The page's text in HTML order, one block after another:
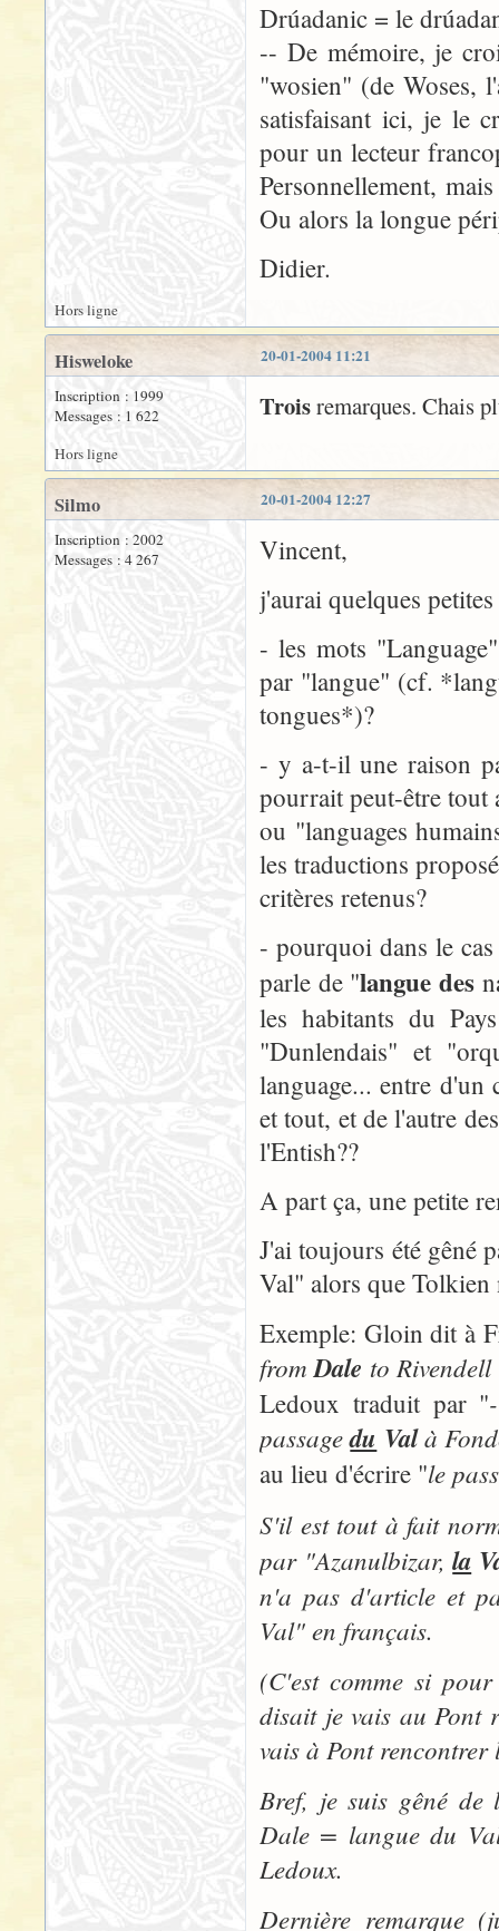
Drúadanic = le
-- De mémoire, je
"wosien" (de Woses,
satisfaisant ici, je le
pour un lecteur
Personnellement,
Ou alors la longue
Didier.
Hors ligne
20-01-2004 11:21
Hisweloke
Inscription : 1999
Messages : 1 622
Troisremarques. Chais
Hors ligne
20-01-2004 12:27
Silmo
Inscription : 2002
Messages : 4 267
Vincent,
j'aurai quelques
- les mots
par "langue" (cf.
tongues*)?
- y a-t-il une raison
pourrait peut-être tout
ou "languages
les traductions
critères retenus?
- pourquoi dans le
parle de "langue des
les habitants du
"Dunlendais" et
language... entre d'un
et tout, et de l'autre
l'Entish??
A part ça, une petite
J'ai toujours été gêné
Val" alors que Tolkien
Exemple: Gloin dit à
fromDale to
Ledoux traduit par "
passagedu Valà
au lieu d'écrire "le
S'il est tout à fait
par "Azanulbizar,la
n'a pas d'article et
Val" en français.
(C'est comme si
disait je vais au Pont
vais à Pont
Bref, je suis gêné
Dale = langue du
Ledoux.
Dernière remarque